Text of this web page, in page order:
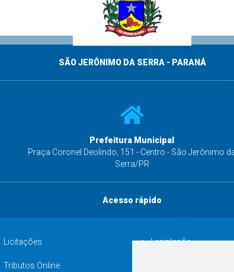
SÃO JERÔNIMO DA SERRA - PARANÁ
Prefeitura Municipal
Praça Coronel Deolindo, 151 - Centro - São Jerônimo
Serra/PR
Acesso rápido
Licitações Legislação
Tributos Online